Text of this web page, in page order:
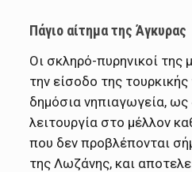
Πάγιο αίτημα της Άγκυρας
Οι σκληρό-πυρηνικοί της
την είσοδο της
δημόσια νηπιαγωγεία,
λειτουργία στο μέλλον
που δεν προβλέπονται
της Λωζάνης, και